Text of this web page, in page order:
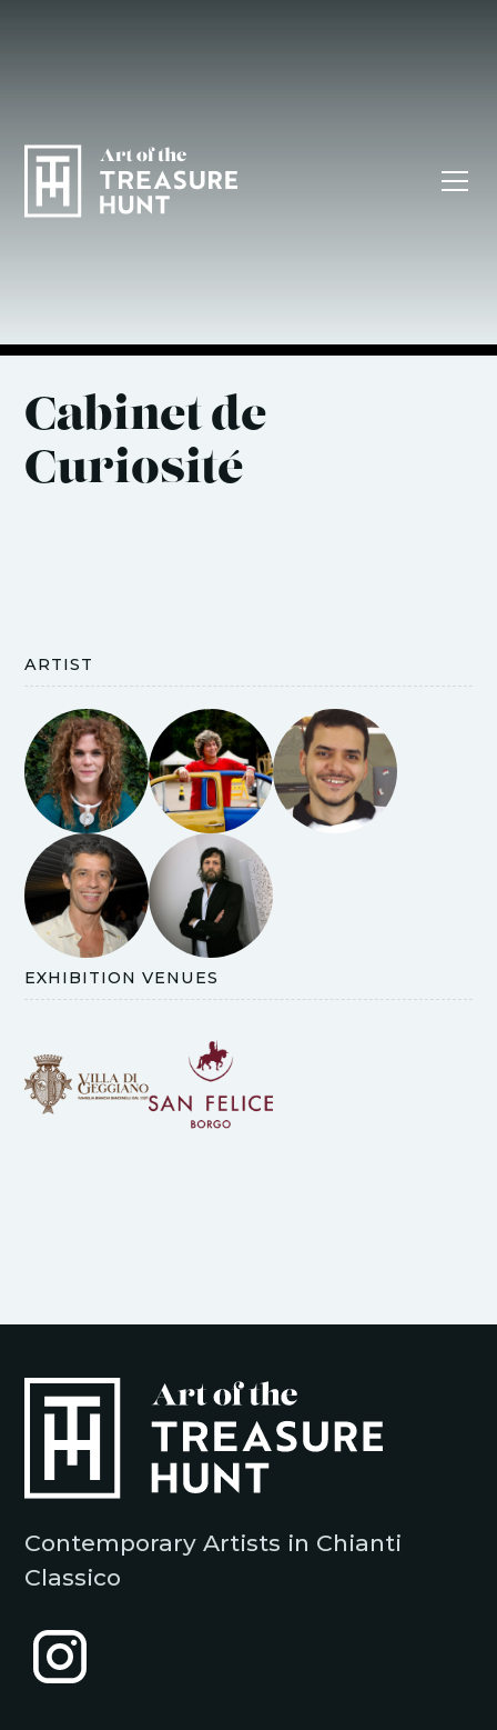
Cabinet de
Curiosité
ARTIST
EXHIBITION VENUES
Contemporary Artists in Chianti
Classico